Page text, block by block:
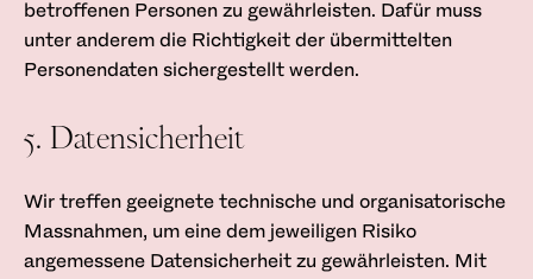
betroffenen Personen zu gewährleisten. Dafür muss
unter anderem die Richtigkeit der übermittelten
Personendaten sichergestellt werden.
5. Datensicherheit
Wir treffen geeignete technische und organisatorische
Massnahmen, um eine dem jeweiligen Risiko
angemessene Datensicherheit zu gewährleisten. Mit